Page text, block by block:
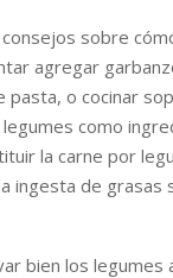
sobre
agregar
pasta, o cocinar
como
la carne por
ingesta de grasas
bien los legumes